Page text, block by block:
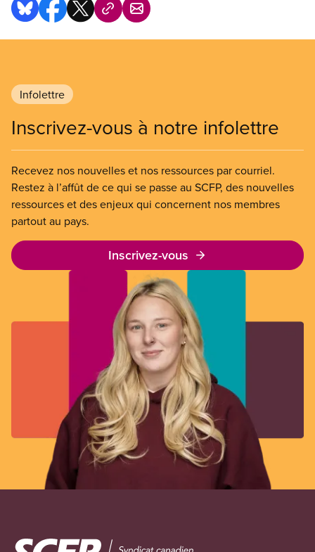
Infolettre
Inscrivez-vous à notre infolettre
Recevez nos nouvelles et nos ressources par courriel.
Restez à l’affût de ce qui se passe au SCFP, des nouvelles
ressources et des enjeux qui concernent nos membres
partout au pays.
Inscrivez-vous
Image